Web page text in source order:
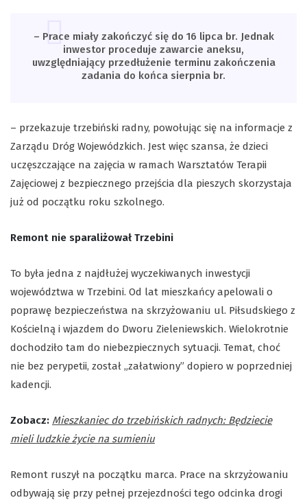
– Prace miały zakończyć się do 16 lipca br. Jednak
inwestor proceduje zawarcie aneksu,
uwzględniający przedłużenie terminu zakończenia
zadania do końca sierpnia br.
– przekazuje trzebiński radny, powołując się na informacje z
Zarządu Dróg Wojewódzkich. Jest więc szansa, że dzieci
uczęszczające na zajęcia w ramach Warsztatów Terapii
Zajęciowej z bezpiecznego przejścia dla pieszych skorzystaja
już od początku roku szkolnego.
Remont nie sparaliżował Trzebini
To była jedna z najdłużej wyczekiwanych inwestycji
województwa w Trzebini. Od lat mieszkańcy apelowali o
poprawę bezpieczeństwa na skrzyżowaniu ul. Piłsudskiego z
Kościelną i wjazdem do Dworu Zieleniewskich. Wielokrotnie
dochodziło tam do niebezpiecznych sytuacji. Temat, choć
nie bez perypetii, został „załatwiony” dopiero w poprzedniej
kadencji.
Zobacz: Mieszkaniec do trzebińskich radnych: Będziecie
mieli ludzkie życie na sumieniu
Remont ruszył na początku marca. Prace na skrzyżowaniu
odbywają się przy pełnej przejezdności tego odcinka drogi